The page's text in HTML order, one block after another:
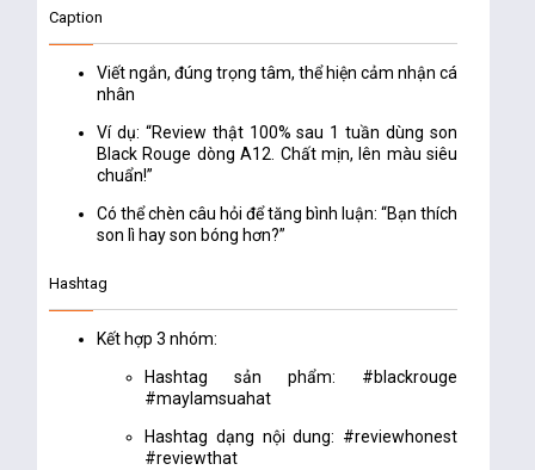
Caption
Viết ngắn, đúng trọng tâm, thể hiện cảm nhận cá
nhân
Ví dụ: “Review thật 100% sau 1 tuần dùng son
Black Rouge dòng A12. Chất mịn, lên màu siêu
chuẩn!”
Có thể chèn câu hỏi để tăng bình luận: “Bạn thích
son lì hay son bóng hơn?”
Hashtag
Kết hợp 3 nhóm:
Hashtag sản phẩm: #blackrouge
#maylamsuahat
Hashtag dạng nội dung: #reviewhonest
#reviewthat